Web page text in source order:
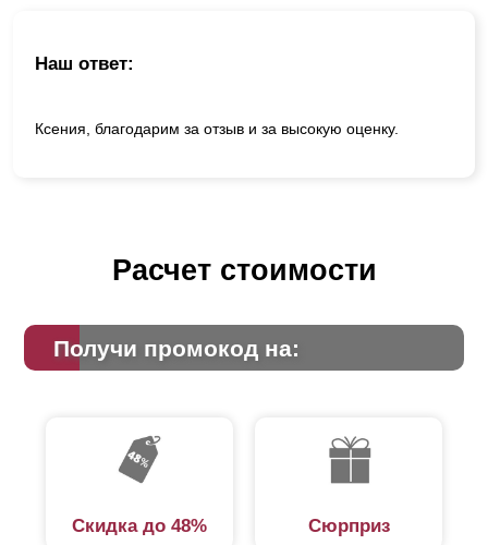
Наш ответ:
Ксения, благодарим за отзыв и за высокую оценку.
Расчет стоимости
Получи промокод на:
Скидка до 48% Сюрприз